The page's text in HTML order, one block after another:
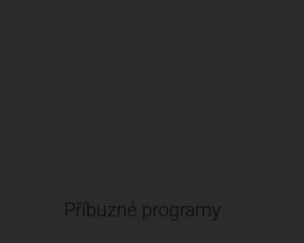
Příbuzné programy